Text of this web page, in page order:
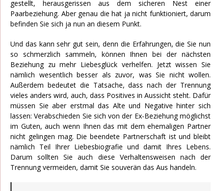
gestellt, herausgerissen aus dem sicheren Nest einer
Paarbeziehung. Aber genau die hat ja nicht funktioniert, darum
befinden Sie sich ja nun an diesem Punkt.
Und das kann sehr gut sein, denn die Erfahrungen, die Sie nun
so schmerzlich sammeln, können Ihnen bei der nächsten
Beziehung zu mehr Liebesglück verhelfen. Jetzt wissen Sie
nämlich wesentlich besser als zuvor, was Sie nicht wollen.
Außerdem bedeutet die Tatsache, dass nach der Trennung
vieles anders wird, auch, dass Positives in Aussicht steht. Dafür
müssen Sie aber erstmal das Alte und Negative hinter sich
lassen: Verabschieden Sie sich von der Ex-Beziehung möglichst
im Guten, auch wenn Ihnen das mit dem ehemaligen Partner
nicht gelingen mag. Die beendete Partnerschaft ist und bleibt
nämlich Teil Ihrer Liebesbiografie und damit Ihres Lebens.
Darum sollten Sie auch diese Verhaltensweisen nach der
Trennung vermeiden, damit Sie souverän das Aus handeln.